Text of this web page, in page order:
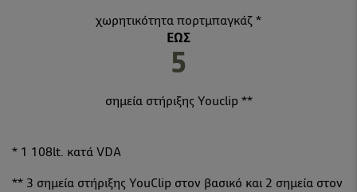
χωρητικότητα πορτμπαγκάζ *
ΕΩΣ
5
σημεία στήριξης Youclip **
* 1 108lt. κατά VDA
** 3 σημεία στήριξης YouClip στον βασικό και 2 σημεία στον